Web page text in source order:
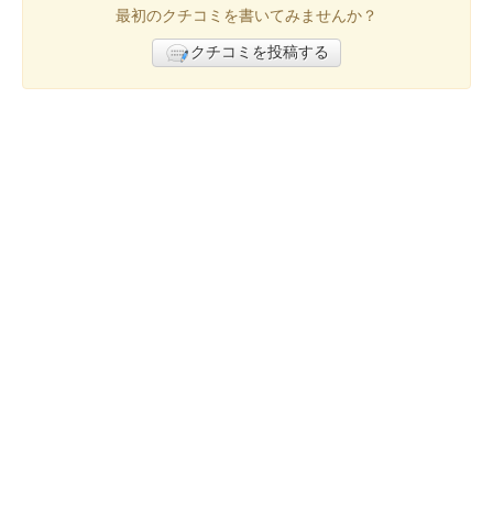
最初のクチコミを書いてみませんか？
クチコミを投稿する